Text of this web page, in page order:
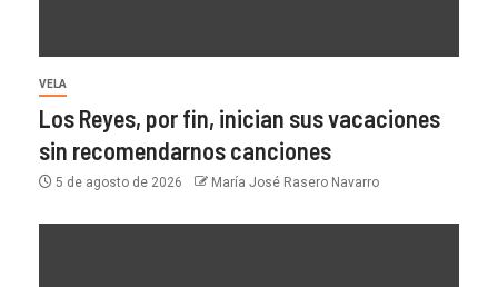
VELA
Los Reyes, por fin, inician sus vacaciones
sin recomendarnos canciones
5 de agosto de 2026 María José Rasero Navarro